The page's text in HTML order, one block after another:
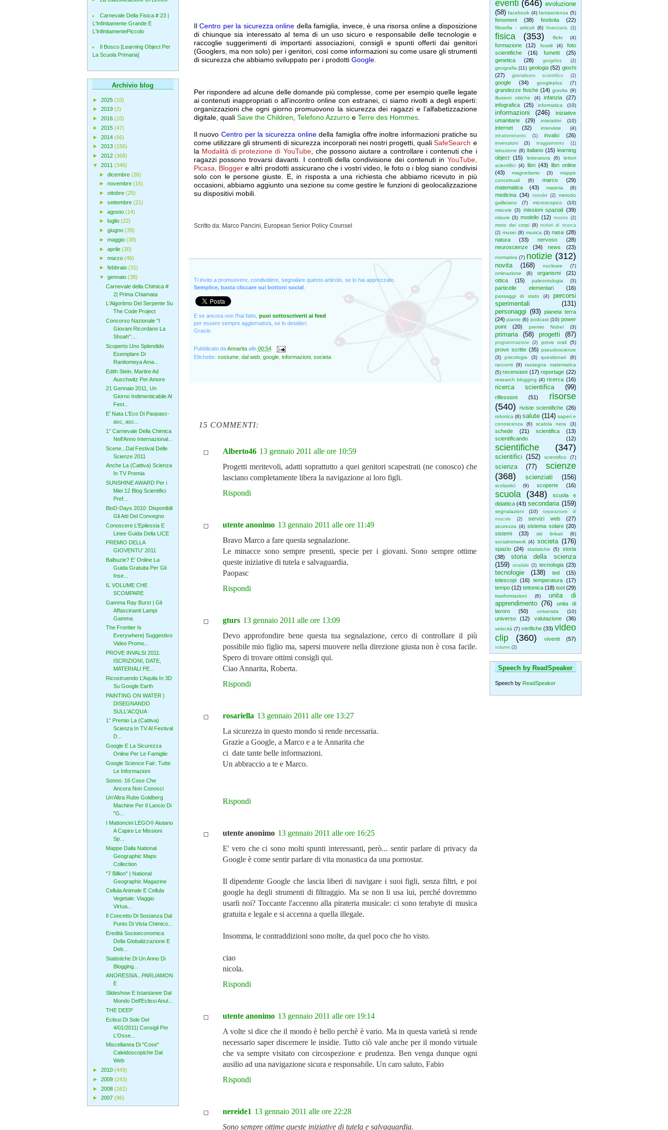
eventi (646) evoluzione
(58) facebook (4) fantascienza (5)
fenomeni (38) festivita (22)
filosofia - articoli (6) finanziaria (1)
fisica (353) flickr (4)
formazione (12) fossili (4)
foto
scientifiche
(16) fumetti
(25)
genetica
(28) geogebra (2)
geografia (11) geologia (52) giochi
(27)
giornalismo scientifico (2)
google (34) googleplus (7)
grandezze fisiche (14) gravita (9)
illusioni ottiche
(4) infanzia
(27)
infografica
(25) informatica (10)
informazioni (246)
iniziative
umanitarie
(29) interattivi (10)
internet (32) interviste (4)
intrattenimento (1) invalsi (26)
invenzioni (3) irraggiamento (1)
istruzione (8) italiano (15) learning
object
(15) letteratura (6)
lettori
scientifici (4) libri (43) libri online
(43)
magnetismo (3)
mappe
concettuali
(6) marco
(29)
matematica
(43) materia (9)
medicina (34) mendel (2)
metodo
galileiano
(7) microscopico
(10)
miscele (3) missioni spaziali (39)
misure (3) modello (12) mostre (2)
moto dei corpi (8) motori di ricerca
(2) musei (8) musica (3) nasa (28)
natura
(33) nervoso
(28)
neuroscienze
(34) news (23)
normativa (7) notizie (312)
novita (168) nucleare
(7)
ominazione
(8) organismi
(21)
ottica
(15) paleontologia (3)
particelle elementari (16)
passaggi di stato (4)
percorsi
sperimentali
(131)
personaggi (93)
pianeta terra
(24) piante (6) podcast (10) power
point
(20) premio Nobel (3)
primaria (58) progetti (87)
programmazione (2) prove orali (5)
prove scritte (35) pseudoscienze
(3)
psicologia (3) questionari
(6)
racconti (9) rassegna matematica
(5) recensioni (17) reportage (22)
research blogging (4) ricerca (16)
ricerca scientifica (99)
riflessioni (51)
risorse
(540)
riviste scientifiche (26)
robotica (8) salute (114) saperi e
conoscenza
(6) scatola nera (3)
schede (21) scientifica
(13)
scientificando
(12)
scientifiche (347)
scientifici (152) scientifico (7)
scienza (77)
scienze
(368)
scienziati (156)
scolastici (9) scoperte (16)
scuola (348)
scuola e
didattica (43) secondaria (159)
segnalazioni (10)
separazione di
miscele
(2) servizi web (27)
sicurezza (4) sistema solare (20)
sistemi
(33) siti linkati
(6)
socialnetwork (4) societa (176)
spazio (24) statistiche (5)
storia
(38)
storia della scienza
(159)
stradale (2) tecnologia (23)
tecnologie (138) ted
(15)
telescopi
(16) temperatura
(17)
tempo (12) tettonica (18) tool (29)
trasformazioni (6)
unita di
apprendimento (76)
unita di
lavoro
(50) universita (10)
universo (12) valutazione (36)
velocità (7) verifiche (33) video
clip
(360) viventi (57)
volume (2)
Speech by ReadSpeaker
Speech by ReadSpeaker
Il Centro per la sicurezza online della famiglia, invece, è una risorsa online a disposizione
di chiunque sia interessato al tema di un uso sicuro e responsabile delle tecnologie e
raccoglie suggerimenti di importanti associazioni, consigli e spunti offerti dai genitori
(Googlers, ma non solo) per i genitori, così come informazioni su come usare gli strumenti
di sicurezza che abbiamo sviluppato per i prodottiGoogle.
Per rispondere ad alcune delle domande più complesse, come per esempio quelle legate
ai contenuti inappropriati o all’incontro online con estranei, ci siamo rivolti a degli esperti:
organizzazioni che ogni giorno promuovono la sicurezza dei ragazzi e l’alfabetizzazione
digitale, quali Save the Children Telefono Azzurroe Terre des Hommes.
Il nuovo Centro per la sicurezza onlinedella famiglia offre inoltre informazioni pratiche su
come utilizzare gli strumenti di sicurezza incorporati nei nostri progetti, qualiSafeSearch e
la Modalità di protezione di YouTube, che possono aiutare a controllare i contenuti che i
ragazzi possono trovarsi davanti. I controlli della condivisione dei contenuti in YouTube,
Picasa, Blogger e altri prodotti assicurano che i vostri video, le foto o i blog siano condivisi
solo con le persone giuste. E, in risposta a una richiesta che abbiamo ricevuto in più
occasioni, abbiamo aggiunto una sezione su come gestire le funzioni di geolocalizzazione
su dispositivi mobili.
Scritto da: Marco Pancini, European Senior Policy Counsel
Ti invito a promuovere, condividere, segnalare questo articolo, se lo hai apprezzato.
Semplice, basta cliccare sui bottoni social.
E se ancora non l'hai fatto, puoi sottoscriverti ai feed
per essere sempre aggiornato/a, se lo desideri.
Grazie.
Pubblicato daAnnarita alle 00:54
Etichette: costume, dal web, google, informazioni, societa
15 COMMENTI:
Alberto46 13 gennaio 2011 alle ore 10:59
Progetti meritevoli, adatti soprattutto a quei genitori scapestrati (ne conosco) che
lasciano completamente libera la navigazione ai loro figli.
Rispondi
utente anonimo 13 gennaio 2011 alle ore 11:49
Bravo Marco a fare questa segnalazione.
Le minacce sono sempre presenti, specie per i giovani. Sono sempre ottime
queste iniziative di tutela e salvaguardia.
Paopasc
Rispondi
gturs 13 gennaio 2011 alle ore 13:09
Devo approfondire bene questa tua segnalazione, cerco di controllare il più
possibile mio figlio ma, sapersi muovere nella direzione giusta non è cosa facile.
Spero di trovare ottimi consigli qui.
Ciao Annarita, Roberta.
Rispondi
rosariella 13 gennaio 2011 alle ore 13:27
La sicurezza in questo mondo si rende necessaria.
Grazie a Google, a Marco e a te Annarita che
ci date tante belle informazioni.
Un abbraccio a te e Marco.
Rispondi
utente anonimo 13 gennaio 2011 alle ore 16:25
E' vero che ci sono molti spunti interessanti, però... sentir parlare di privacy da
Google è come sentir parlare di vita monastica da una pornostar.
Il dipendente Google che lascia liberi di navigare i suoi figli, senza filtri, e poi
google ha degli strumenti di filtraggio. Ma se non li usa lui, perché dovremmo
usarli noi? Toccante l'accenno alla pirateria musicale: ci sono terabyte di musica
gratuita e legale e si accenna a quella illegale.
Insomma, le contraddizioni sono molte, da quel poco che ho visto.
ciao
nicola.
Rispondi
utente anonimo 13 gennaio 2011 alle ore 19:14
A volte si dice che il mondo è bello perchè è vario. Ma in questa varietà si rende
necessario saper discernere le insidie. Tutto ciò vale anche per il mondo virtuale
che va sempre visitato con circospezione e prudenza. Ben venga dunque ogni
ausilio ad una navigazione sicura e responsabile. Un caro saluto, Fabio
Rispondi
nereide1 13 gennaio 2011 alle ore 22:28
Sono sempre ottime queste iniziative di tutela e salvaguardia.
Carnevale Della Fisica # 23 |
L'Infinitamente Grande E
L'InfinitamentePiccolo
Il Bosco [Learning Object Per
La Scuola Primaria]
Archivio blog
► 2025 (10)
► 2019 (2)
► 2016 (10)
► 2015 (47)
► 2014 (66)
► 2013 (156)
► 2012 (368)
▼ 2011 (346)
► dicembre (26)
► novembre (16)
► ottobre (25)
► settembre (21)
► agosto (14)
►
luglio (22)
► giugno (39)
► maggio (38)
► aprile (30)
► marzo (46)
► febbraio (31)
▼ gennaio (38)
Carnevale della Chimica #
2| Prima Chiamata
L'Algoritmo Del Serpente Su
The Code Project
Concorso Nazionale "I
Giovani Ricordano La
Shoah":...
Scoperto Uno Splendido
Esemplare Di
Ranitomeya Ama...
Edith Stein, Martire Ad
Auschwitz Per Amore
21 Gennaio 2011, Un
Giorno Indimenticabile Al
Fest...
E' Nata L'Eco Di Paopasc-
asc, asc...
1° Carnevale Della Chimica
Nell'Anno Internazional...
Scene...Dal Festival Delle
Scienze 2011
Anche La (Cattiva) Scienza
In TV Premia
SUNSHINE AWARD Per i
Miei 12 Blog Scientifici
Pref...
BioD-Days 2010: Disponibili
Gli Atti Del Convegno
Conoscere L'Epilessia E
Linee Guida Della LICE
PREMIO DELLA
GIOVENTU' 2011
Balbuzie? E' Online La
Guida Gratuita Per Gli
Inse...
IL VOLUME CHE
SCOMPARE
Gamma Ray Burst | Gli
Affascinanti Lampi
Gamma
The Frontier Is
Everywhere| Suggestivo
Video Promo...
PROVE INVALSI 2011:
ISCRIZIONI, DATE,
MATERIALI PE...
Ricostruendo L’Aquila In 3D
Su Google Earth
PAINTING ON WATER |
DISEGNANDO
SULL'ACQUA
1° Premio La (Cattiva)
Scienza In TV Al Festival
D...
Google E La Sicurezza
Online Per Le Famiglie
Google Science Fair: Tutte
Le Informazioni
Sonno: 16 Cose Che
Ancora Non Conosci
Un'Altra Rube Goldberg
Machine Per Il Lancio Di
"G...
I Mattoncini LEGO® Aiutano
A Capire Le Missioni
Sp...
Mappe Dalla National
Geographic Maps
Collection
"7 Billion" | National
Geographic Magazine
Cellula Animale E Cellula
Vegetale: Viaggio
Virtua...
Il Concetto Di Sostanza Dal
Punto Di Vista Chimico...
Eredità Socioeconomica
Della Globalizzazione E
Deb...
Statistiche Di Un Anno Di
Blogging...
ANORESSIA...PARLIAMON
E
Slideshow E Istantanee Dal
Mondo Dell'Eclissi Anul...
THE DEEP
Eclissi Di Sole Del
4/01/2011| Consigli Per
L'Osse...
Miscellanea Di "Cose"
Caleidoscopiche Dal
Web
► 2010 (449)
► 2009 (243)
► 2008 (162)
► 2007 (96)